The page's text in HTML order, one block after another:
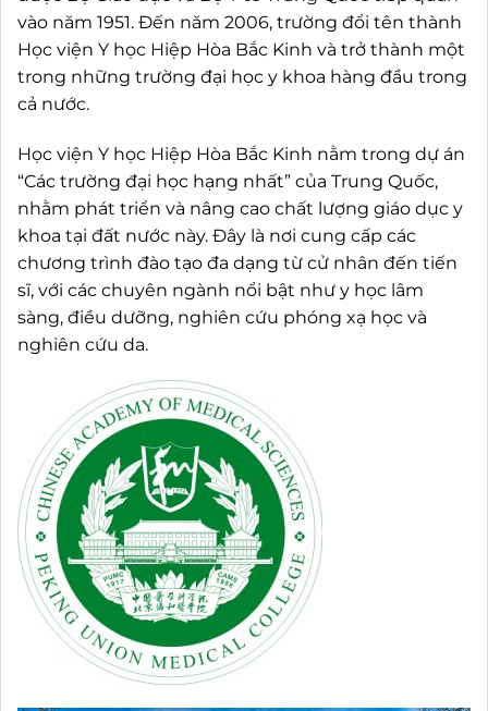
vào năm 1951. Đến năm 2006, trường đổi tên thành
Học viện Y học Hiệp Hòa Bắc Kinh và trở thành một
trong những trường đại học y khoa hàng đầu trong
cả nước.
Học viện Y học Hiệp Hòa Bắc Kinh nằm trong dự án
“Các trường đại học hạng nhất” của Trung Quốc,
nhằm phát triển và nâng cao chất lượng giáo dục y
khoa tại đất nước này. Đây là nơi cung cấp các
chương trình đào tạo đa dạng từ cử nhân đến tiến
sĩ, với các chuyên ngành nổi bật như y học lâm
sàng, điều dưỡng, nghiên cứu phóng xạ học và
nghiên cứu da.